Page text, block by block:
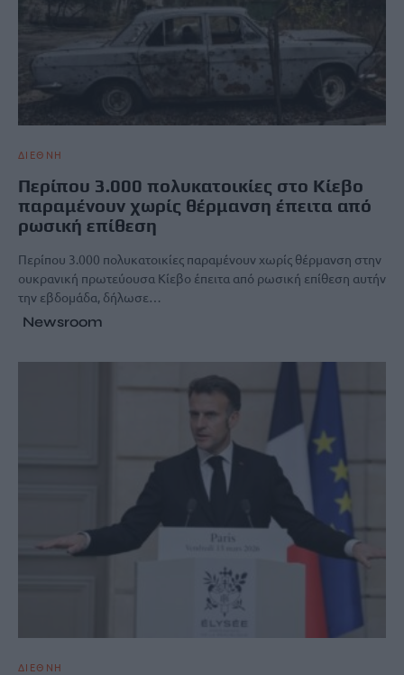
ΔΙΕΘΝΗ
Περίπου 3.000 πολυκατοικίες στο Κίεβο
παραμένουν χωρίς θέρμανση έπειτα από
ρωσική επίθεση
Περίπου 3.000 πολυκατοικίες παραμένουν χωρίς θέρμανση στην
ουκρανική πρωτεύουσα Κίεβο έπειτα από ρωσική επίθεση αυτήν
την εβδομάδα, δήλωσε…
Newsroom
ΔΙΕΘΝΗ